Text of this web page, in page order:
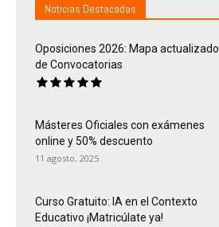
Noticias Destacadas
Oposiciones 2026: Mapa actualizado
de Convocatorias
Másteres Oficiales con exámenes
online y 50% descuento
11 agosto, 2025
Curso Gratuito: IA en el Contexto
Educativo ¡Matricúlate ya!